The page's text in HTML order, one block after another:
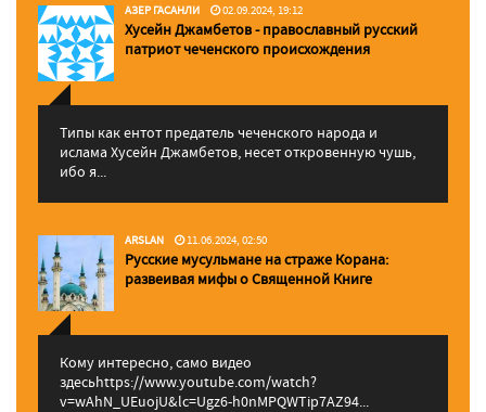
АЗЕР ГАСАНЛИ 02.09.2024, 19:12
Хусейн Джамбетов - православный русский
патриот чеченского происхождения
Типы как ентот предатель чеченского народа и
ислама Хусейн Джамбетов, несет откровенную чушь,
ибо я...
ARSLAN 11.06.2024, 02:50
Русские мусульмане на страже Корана:
pазвеивая мифы о Священной Книге
Кому интересно, само видео
здесьhttps://www.youtube.com/watch?
v=wAhN_UEuojU&lc=Ugz6-h0nMPQWTip7AZ94...